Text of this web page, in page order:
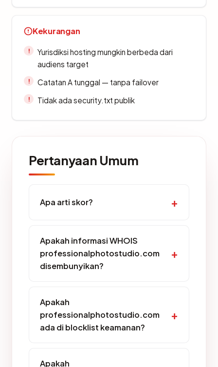
Kekurangan
Yurisdiksi hosting mungkin berbeda dari
audiens target
Catatan A tunggal — tanpa failover
Tidak ada security.txt publik
Pertanyaan Umum
Apa arti skor?
Apakah informasi WHOIS
professionalphotostudio.com
disembunyikan?
Apakah
professionalphotostudio.com
ada di blocklist keamanan?
Apakah